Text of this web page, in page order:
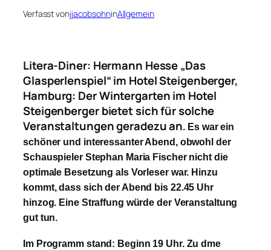
Verfasst vonjjacobsohninAllgemein
Litera-Diner: Hermann Hesse „Das
Glasperlenspiel“ im Hotel Steigenberger,
Hamburg: Der Wintergarten im Hotel
Steigenberger bietet sich für solche
Veranstaltungen geradezu an. Es war ein
schöner und interessanter Abend, obwohl der
Schauspieler Stephan Maria Fischer nicht die
optimale Besetzung als Vorleser war. Hinzu
kommt, dass sich der Abend bis 22.45 Uhr
hinzog. Eine Straffung würde der Veranstaltung
gut tun.
Im Programm stand: Beginn 19 Uhr. Zu dme